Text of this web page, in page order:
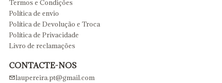
Termos e Condições
Política de envio
Política de Devolução e Troca
Política de Privacidade
Livro de reclamações
CONTACTE-NOS
laupereira.pt@gmail.com